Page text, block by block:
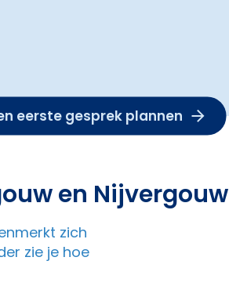
eerste gesprek plannen
en Nijvergouw
zich
zie je hoe